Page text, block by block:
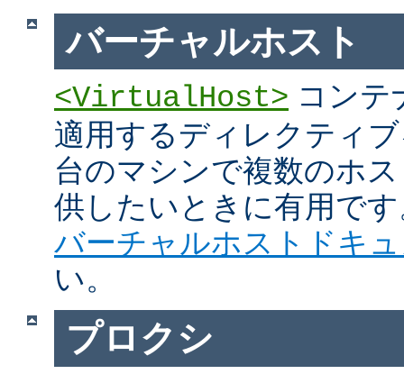
バーチャルホスト
<VirtualHost> コンテ
適用するディレクティ
台のマシンで複数のホ
供したいときに有用で
バーチャルホストドキ
い。
プロクシ